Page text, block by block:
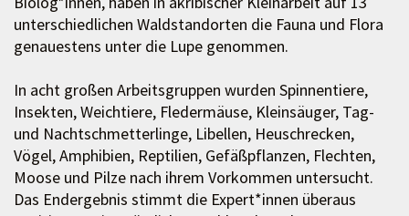
unterschiedlichen Waldstandorten die Fauna und Flora
genauestens unter die Lupe genommen.
In acht großen Arbeitsgruppen wurden Spinnentiere,
Insekten, Weichtiere, Fledermäuse, Kleinsäuger, Tag-
und Nachtschmetterlinge, Libellen, Heuschrecken,
Vögel, Amphibien, Reptilien, Gefäßpflanzen, Flechten,
Moose und Pilze nach ihrem Vorkommen untersucht.
Das Endergebnis stimmt die Expert*innen überaus